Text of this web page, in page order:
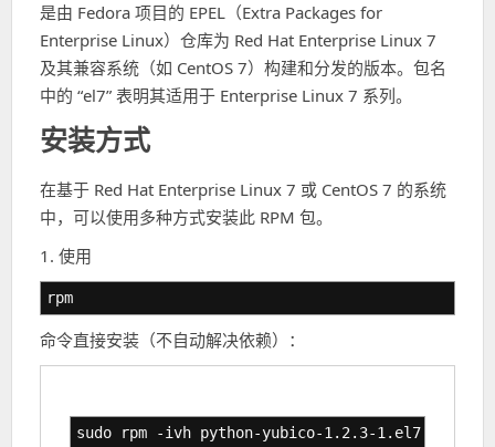
是由 Fedora 项目的 EPEL（Extra Packages for
Enterprise Linux）仓库为 Red Hat Enterprise Linux 7
及其兼容系统（如 CentOS 7）构建和分发的版本。包名
中的 “el7” 表明其适用于 Enterprise Linux 7 系列。
安装方式
在基于 Red Hat Enterprise Linux 7 或 CentOS 7 的系统
中，可以使用多种方式安装此 RPM 包。
1. 使用
rpm
命令直接安装（不自动解决依赖）：
sudo rpm -ivh python-yubico-1.2.3-